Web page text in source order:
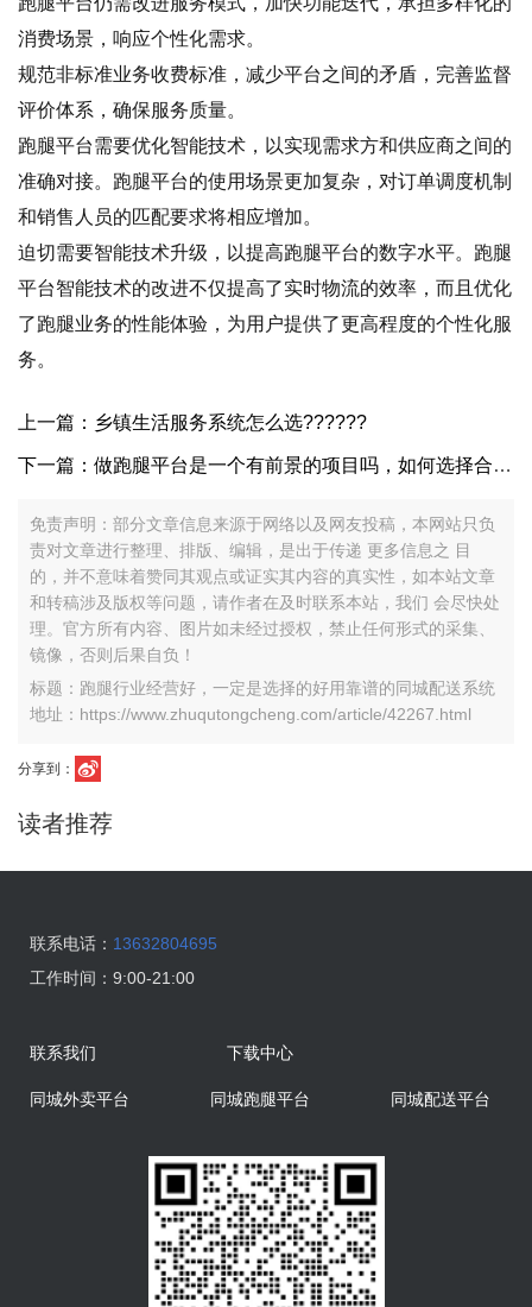
消费场景，响应个性化需求。
规范非标准业务收费标准，减少平台之间的矛盾，完善监督
评价体系，确保服务质量。
跑腿平台需要优化智能技术，以实现需求方和供应商之间的
准确对接。跑腿平台的使用场景更加复杂，对订单调度机制
和销售人员的匹配要求将相应增加。
迫切需要智能技术升级，以提高跑腿平台的数字水平。跑腿
平台智能技术的改进不仅提高了实时物流的效率，而且优化
了跑腿业务的性能体验，为用户提供了更高程度的个性化服
务。
上一篇：乡镇生活服务系统怎么选??????
下一篇：做跑腿平台是一个有前景的项目吗，如何选择合适的配送系统？
免责声明：部分文章信息来源于网络以及网友投稿，本网站只负
责对文章进行整理、排版、编辑，是出于传递 更多信息之 目
的，并不意味着赞同其观点或证实其内容的真实性，如本站文章
和转稿涉及版权等问题，请作者在及时联系本站，我们 会尽快处
理。官方所有内容、图片如未经过授权，禁止任何形式的采集、
镜像，否则后果自负！
标题：跑腿行业经营好，一定是选择的好用靠谱的同城配送系统
地址：https://www.zhuqutongcheng.com/article/42267.html
分享到：
读者推荐
联系电话： 13632804695
工作时间： 9:00-21:00
联系我们 下载中心
同城外卖平台 同城跑腿平台 同城配送平台